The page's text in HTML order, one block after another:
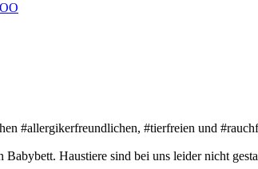
#allergikerfreundlichen, #tierfreien und
Haustiere sind bei uns leider nicht